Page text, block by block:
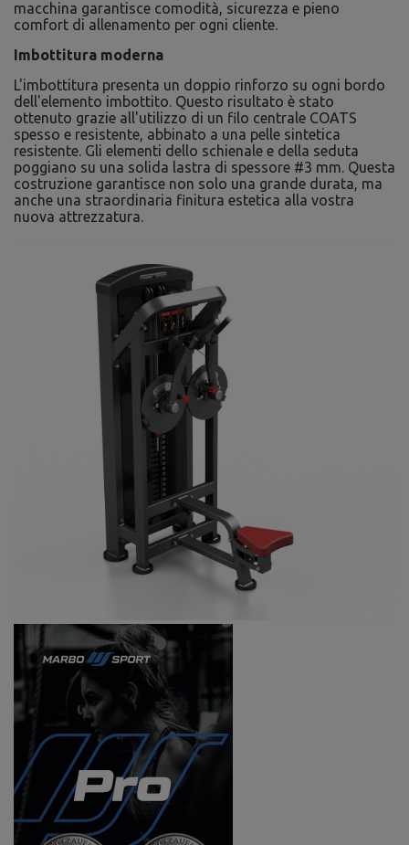
macchina garantisce comodità, sicurezza e pieno
comfort di allenamento per ogni cliente.
Imbottitura moderna
L'imbottitura presenta un doppio rinforzo su ogni bordo
dell'elemento imbottito. Questo risultato è stato
ottenuto grazie all'utilizzo di un filo centrale COATS
spesso e resistente, abbinato a una pelle sintetica
resistente. Gli elementi dello schienale e della seduta
poggiano su una solida lastra di spessore #3 mm. Questa
costruzione garantisce non solo una grande durata, ma
anche una straordinaria finitura estetica alla vostra
nuova attrezzatura.